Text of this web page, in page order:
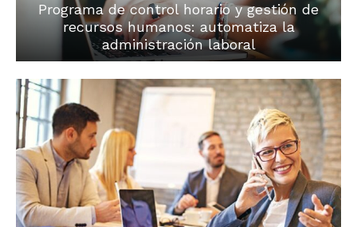
Programa de control horario y gestión de
recursos humanos: automatiza la
administración laboral